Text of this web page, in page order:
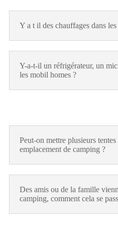
Y a t il des chauffages dans
Y-a-t-il un réfrigérateur, un
les mobil homes ?
Peut-on mettre plusieurs
emplacement de camping ?
Des amis ou de la famille
camping, comment cela se